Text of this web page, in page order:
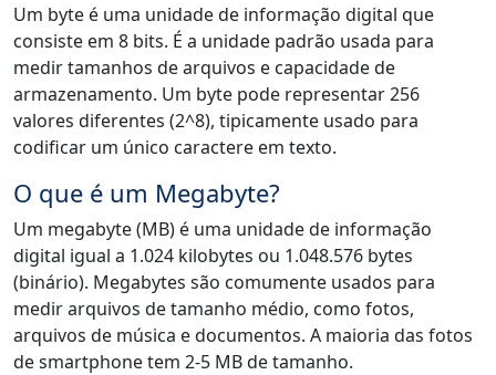
Um byte é uma unidade de informação digital que
consiste em 8 bits. É a unidade padrão usada para
medir tamanhos de arquivos e capacidade de
armazenamento. Um byte pode representar 256
valores diferentes (2^8), tipicamente usado para
codificar um único caractere em texto.
O que é um Megabyte?
Um megabyte (MB) é uma unidade de informação
digital igual a 1.024 kilobytes ou 1.048.576 bytes
(binário). Megabytes são comumente usados para
medir arquivos de tamanho médio, como fotos,
arquivos de música e documentos. A maioria das fotos
de smartphone tem 2-5 MB de tamanho.